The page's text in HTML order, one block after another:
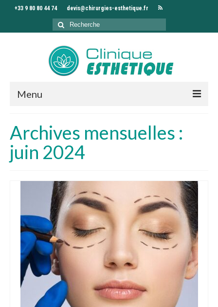
+33 9 80 80 44 74 devis@chirurgies-esthetique.fr
Rechercher
:
Menu
Clinique
Chirurgiens
Interventions
Tarifs
Blog
Devis
Archives mensuelles :
juin 2024